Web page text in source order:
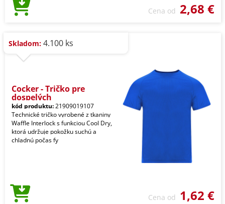
Cena od 2,68 €
Skladom: 4.100 ks
Cocker - Tričko pre
dospelých
kód produktu:21909019107
Technické tričko vyrobené z tkaniny
Waffle Interlock s funkciou Cool Dry,
ktorá udržuje pokožku suchú a
chladnú počas fy
Cena od 1,62 €